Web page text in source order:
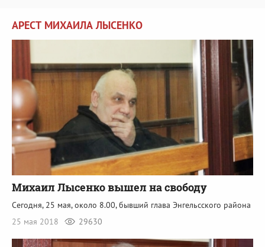
АРЕСТ МИХАИЛА ЛЫСЕНКО
Михаил Лысенко вышел на свободу
Сегодня, 25 мая, около 8.00, бывший глава Энгельсского района
25 мая 2018
29630